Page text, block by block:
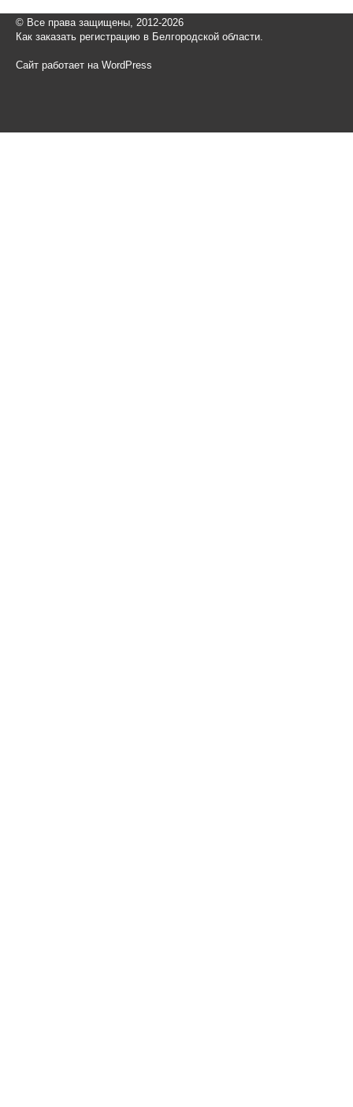
© Все права защищены, 2012-2026
Как заказать регистрацию в Белгородской области.
Сайт работает на WordPress